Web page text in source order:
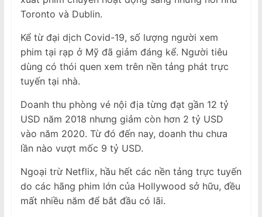
Toronto và Dublin.
Kể từ đại dịch Covid-19, số lượng người xem
phim tại rạp ở Mỹ đã giảm đáng kể. Người tiêu
dùng có thói quen xem trên nền tảng phát trực
tuyến tại nhà.
Doanh thu phòng vé nội địa từng đạt gần 12 tỷ
USD năm 2018 nhưng giảm còn hơn 2 tỷ USD
vào năm 2020. Từ đó đến nay, doanh thu chưa
lần nào vượt mốc 9 tỷ USD.
Ngoại trừ Netflix, hầu hết các nền tảng trực tuyến
do các hãng phim lớn của Hollywood sở hữu, đều
mất nhiều năm để bắt đầu có lãi.